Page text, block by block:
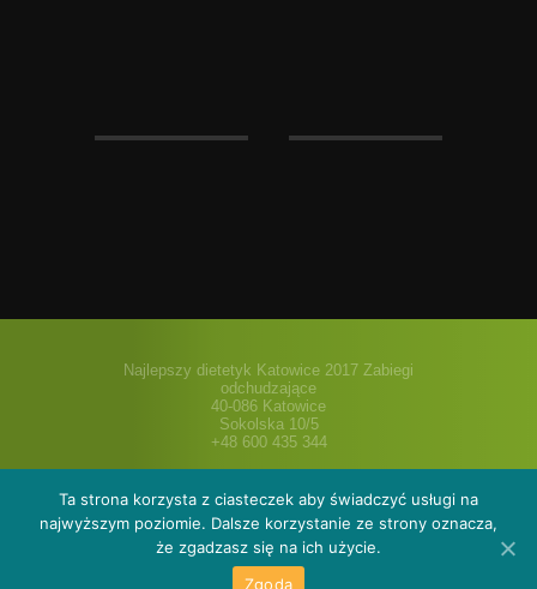
Najlepszy dietetyk Katowice 2017 Zabiegi
odchudzające
40-086 Katowice
Sokolska 10/5
+48 600 435 344
Oferta Galeria
Cenniki i pakiety
Blog dietetyka
Sklep
Ta strona korzysta z ciasteczek aby świadczyć usługi na
najwyższym poziomie. Dalsze korzystanie ze strony oznacza,
że zgadzasz się na ich użycie.
Zgoda